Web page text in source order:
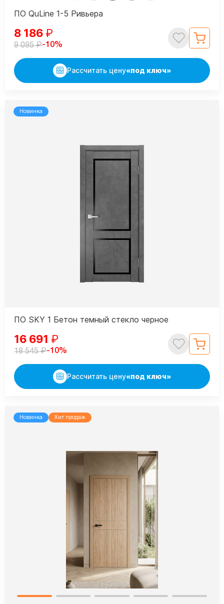
ПО QuLine 1-5 Ривьера
8 186 ₽
9 095₽-10%
Рассчитать цену«под ключ»
Новинка
ПО SKY 1 Бетон темный стекло черное
16 691 ₽
18 545₽-10%
Рассчитать цену«под ключ»
Новинка Хит продаж